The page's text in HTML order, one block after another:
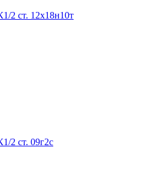
2 ст. 12х18н10т
2 ст. 09г2с